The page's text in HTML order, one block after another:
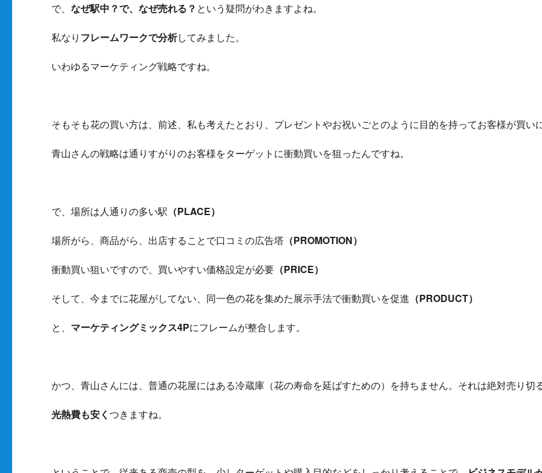
で、なぜ駅中？で、なぜ売れる？ という疑問がわきますよね。
私なり フレームワークで分析してみました。
いわゆるマーケティング戦略ですね。
そもそも花の買い方は、前述、私も考えたとおり、プレゼントやお祝いごとのように目的を持ってお客様が買い
青山さんの戦略は通りすがりのお客様をターゲットに衝動買いを狙ったんですね。
で、場所は人通りの多い駅 （PLACE）
場所がら、商品がら、出店することで口コミの広告塔 （PROMOTION）
衝動買い狙いですので、買いやすい価格設定が必要 （PRICE）
そして、今までに花屋がしてない、同一色の花を集めた展示手法で衝動買いを促進 （PRODUCT）
と、 マーケティングミックス4Pにフレームが整合します。
かつ、青山さんには、普通の花屋にはある冷蔵庫（花の寿命を延ばすための）を持ちません。それは絶対売り切
光熱費も安くつきますね。